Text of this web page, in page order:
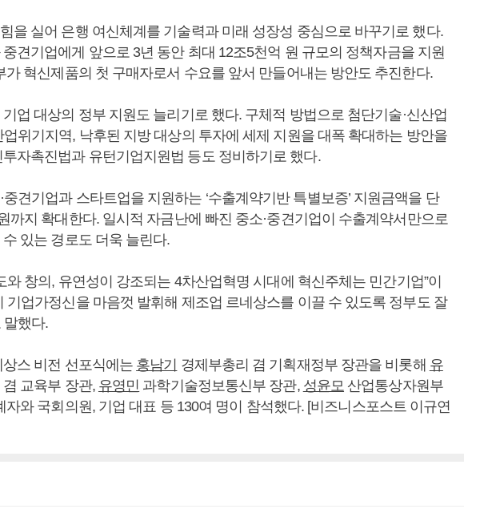
을 실어 은행 여신체계를 기술력과 미래 성장성 중심으로 바꾸기로 했다.
견기업에게 앞으로 3년 동안 최대 12조5천억 원 규모의 정책자금을 지원
가 혁신제품의 첫 구매자로서 수요를 앞서 만들어내는 방안도 추진한다.
업 대상의 정부 지원도 늘리기로 했다. 구체적 방법으로 첨단기술·신산업
업위기지역, 낙후된 지방 대상의 투자에 세제 지원을 대폭 확대하는 방안을
자촉진법과 유턴기업지원법 등도 정비하기로 했다.
견기업과 스타트업을 지원하는 ‘수출계약기반 특별보증’ 지원금액을 단
까지 확대한다. 일시적 자금난에 빠진 중소·중견기업이 수출계약서만으로
있는 경로도 더욱 늘린다.
와 창의, 유연성이 강조되는 4차산업혁명 시대에 혁신주체는 민간기업”이
기업가정신을 마음껏 발휘해 제조업 르네상스를 이끌 수 있도록 정부도 잘
말했다.
스 비전 선포식에는 홍남기 경제부총리 겸 기획재정부 장관을 비롯해 유
교육부 장관, 유영민 과학기술정보통신부 장관, 성윤모 산업통상자원부
자와 국회의원, 기업 대표 등 130여 명이 참석했다. [비즈니스포스트 이규연